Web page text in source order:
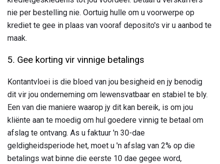
nie per bestelling nie. Oortuig hulle om u voorwerpe op
krediet te gee in plaas van vooraf deposito's vir u aanbod te
maak.
5. Gee korting vir vinnige betalings
Kontantvloei is die bloed van jou besigheid en jy benodig
dit vir jou onderneming om lewensvatbaar en stabiel te bly.
Een van die maniere waarop jy dit kan bereik, is om jou
kliënte aan te moedig om hul goedere vinnig te betaal om
afslag te ontvang. As u faktuur 'n 30-dae
geldigheidsperiode het, moet u 'n afslag van 2% op die
betalings wat binne die eerste 10 dae gegee word,